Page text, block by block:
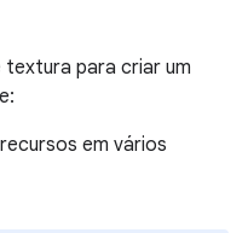
textura para criar um
em vários